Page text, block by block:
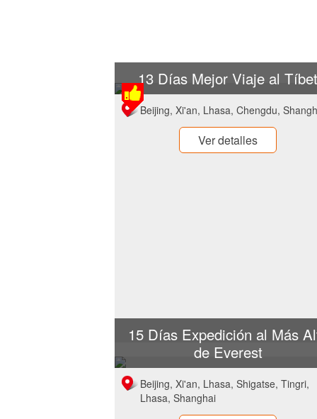
13 Días Mejor Viaje al Tíbet
Beijing, Xi'an, Lhasa, Chengdu,
Ver detalles
15 Días Expedición al Más
de Everest
Beijing, Xi'an, Lhasa, Shigatse, Tingri,
Lhasa, Shanghai